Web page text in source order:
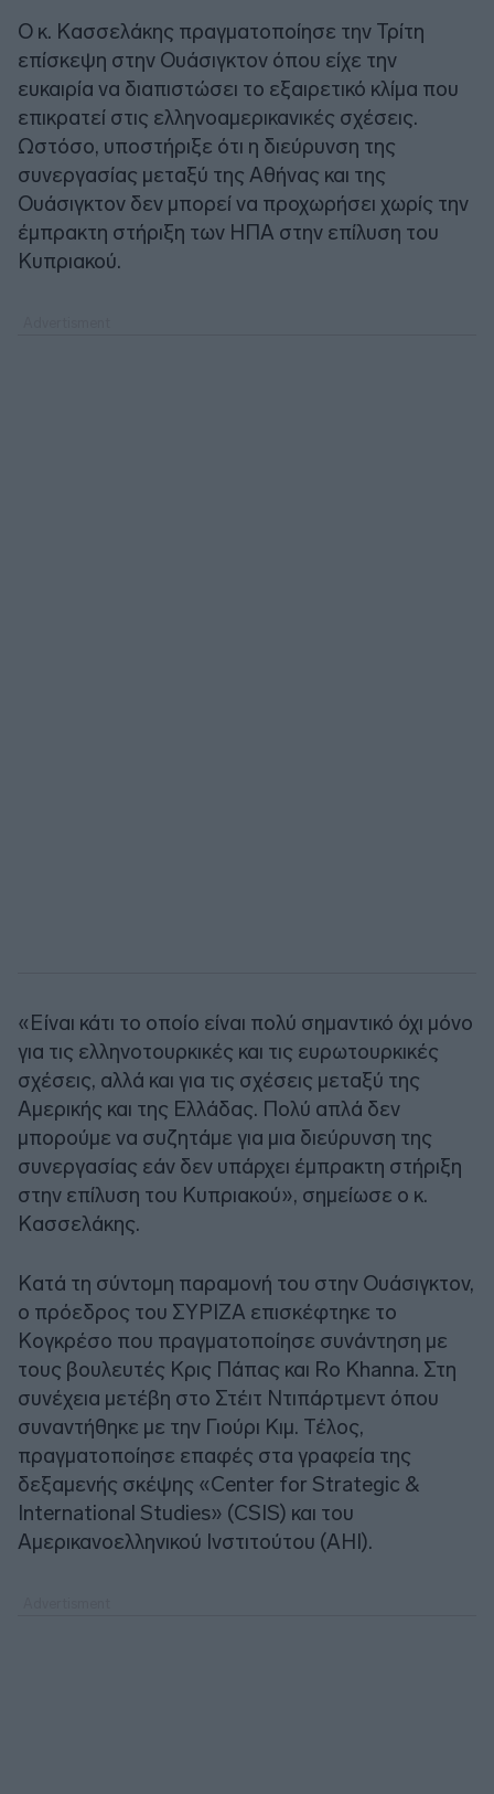
Ο κ. Κασσελάκης πραγματοποίησε την Τρίτη
επίσκεψη στην Ουάσιγκτον όπου είχε την
ευκαιρία να διαπιστώσει το εξαιρετικό κλίμα που
επικρατεί στις ελληνοαμερικανικές σχέσεις.
Ωστόσο, υποστήριξε ότι η διεύρυνση της
συνεργασίας μεταξύ της Αθήνας και της
Ουάσιγκτον δεν μπορεί να προχωρήσει χωρίς την
έμπρακτη στήριξη των ΗΠΑ στην επίλυση του
Κυπριακού.
«Είναι κάτι το οποίο είναι πολύ σημαντικό όχι μόνο
για τις ελληνοτουρκικές και τις ευρωτουρκικές
σχέσεις, αλλά και για τις σχέσεις μεταξύ της
Αμερικής και της Ελλάδας. Πολύ απλά δεν
μπορούμε να συζητάμε για μια διεύρυνση της
συνεργασίας εάν δεν υπάρχει έμπρακτη στήριξη
στην επίλυση του Κυπριακού», σημείωσε ο κ.
Κασσελάκης.
Κατά τη σύντομη παραμονή του στην Ουάσιγκτον,
ο πρόεδρος του ΣΥΡΙΖΑ επισκέφτηκε το
Κογκρέσο που πραγματοποίησε συνάντηση με
τους βουλευτές Κρις Πάπας και Ro Khanna. Στη
συνέχεια μετέβη στο Στέιτ Ντιπάρτμεντ όπου
συναντήθηκε με την Γιούρι Κιμ. Τέλος,
πραγματοποίησε επαφές στα γραφεία της
δεξαμενής σκέψης «Center for Strategic &
International Studies» (CSIS) και του
Αμερικανοελληνικού Ινστιτούτου (AHI).